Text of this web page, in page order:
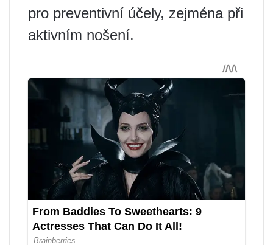
pro preventivní účely, zejména při
aktivním nošení.